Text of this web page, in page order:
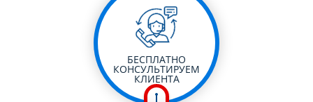
БЕСПЛАТНО
КОНСУЛЬТИРУЕМ
КЛИЕНТА